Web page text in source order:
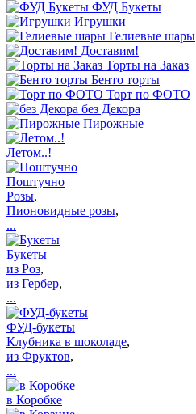
ФУД Букеты
Игрушки
Гелиевые шары
Доставим!
Торты на Заказ
Бенто торты
Торт по ФОТО
без Декора
Пирожные
Летом..!
Поштучно
Розы,
Пионовидные розы,
...
Букеты
из Роз,
из Гербер,
...
ФУД-букеты
Клубника в шоколаде,
из Фруктов,
...
в Коробке